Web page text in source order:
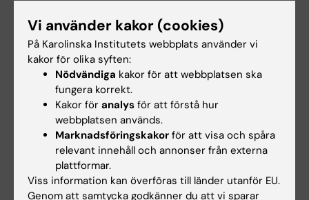
Nedläggning av kurs
Information om nedläggning av denna kurs
Vi använder kakor (cookies)
På Karolinska Institutets webbplats använder vi
kakor för olika syften:
Nödvändiga kakor för att webbplatsen ska
fungera korrekt.
Kakor för analys för att förstå hur
webbplatsen används.
Marknadsföringskakor för att visa och spåra
relevant innehåll och annonser från externa
plattformar.
Viss information kan överföras till länder utanför EU.
Genom att samtycka godkänner du att vi sparar